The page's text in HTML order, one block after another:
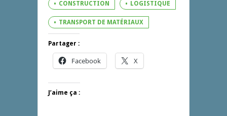
CONSTRUCTION LOGISTIQUE
TRANSPORT DE MATÉRIAUX
Partager :
Facebook X
J’aime ça :